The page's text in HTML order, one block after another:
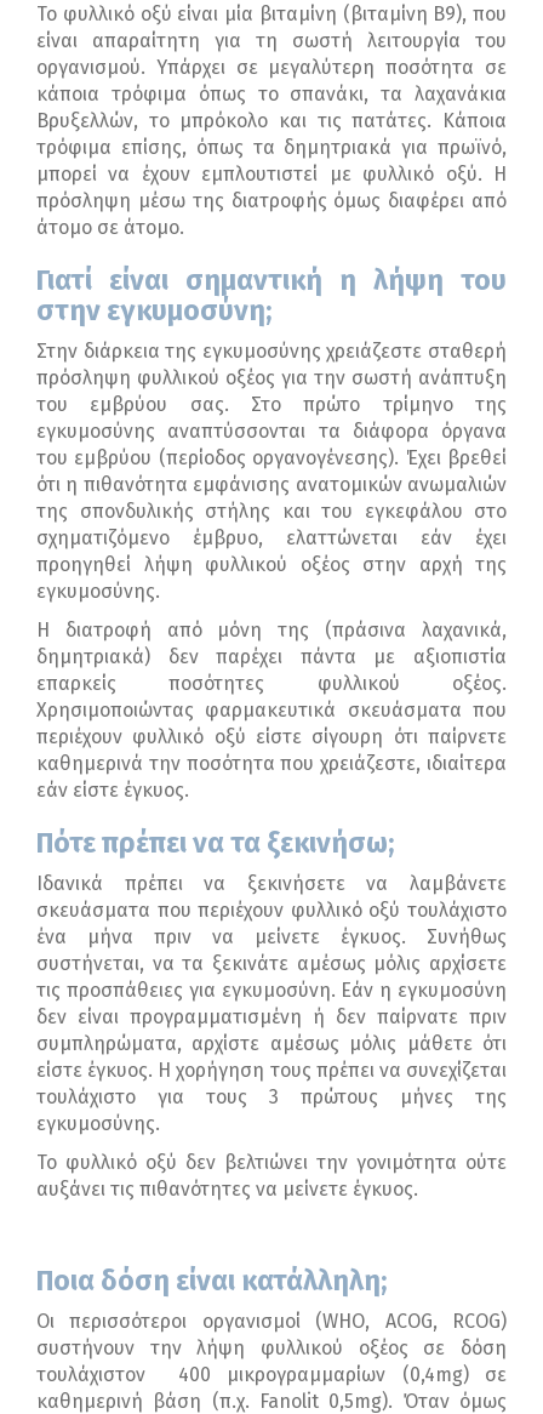
Το φυλλικό οξύ είναι μία βιταμίνη (βιταμίνη Β9), που
είναι απαραίτητη για τη σωστή λειτουργία του
οργανισμού. Υπάρχει σε μεγαλύτερη ποσότητα σε
κάποια τρόφιμα όπως το σπανάκι, τα λαχανάκια
Βρυξελλών, το μπρόκολο και τις πατάτες. Κάποια
τρόφιμα επίσης, όπως τα δημητριακά για πρωϊνό,
μπορεί να έχουν εμπλουτιστεί με φυλλικό οξύ. Η
πρόσληψη μέσω της διατροφής όμως διαφέρει από
άτομο σε άτομο.
Γιατί είναι σημαντική η λήψη του
στην εγκυμοσύνη;
Στην διάρκεια της εγκυμοσύνης χρειάζεστε σταθερή
πρόσληψη φυλλικού οξέος για την σωστή ανάπτυξη
του εμβρύου σας. Στο πρώτο τρίμηνο της
εγκυμοσύνης αναπτύσσονται τα διάφορα όργανα
του εμβρύου (περίοδος οργανογένεσης). Έχει βρεθεί
ότι η πιθανότητα εμφάνισης ανατομικών ανωμαλιών
της σπονδυλικής στήλης και του εγκεφάλου στο
σχηματιζόμενο έμβρυο, ελαττώνεται εάν έχει
προηγηθεί λήψη φυλλικού οξέος στην αρχή της
εγκυμοσύνης.
Η διατροφή από μόνη της (πράσινα λαχανικά,
δημητριακά) δεν παρέχει πάντα με αξιοπιστία
επαρκείς ποσότητες φυλλικού οξέος.
Χρησιμοποιώντας φαρμακευτικά σκευάσματα που
περιέχουν φυλλικό οξύ είστε σίγουρη ότι παίρνετε
καθημερινά την ποσότητα που χρειάζεστε, ιδιαίτερα
εάν είστε έγκυος.
Πότε πρέπει να τα ξεκινήσω;
Ιδανικά πρέπει να ξεκινήσετε να λαμβάνετε
σκευάσματα που περιέχουν φυλλικό οξύ τουλάχιστο
ένα μήνα πριν να μείνετε έγκυος. Συνήθως
συστήνεται, να τα ξεκινάτε αμέσως μόλις αρχίσετε
τις προσπάθειες για εγκυμοσύνη. Εάν η εγκυμοσύνη
δεν είναι προγραμματισμένη ή δεν παίρνατε πριν
συμπληρώματα, αρχίστε αμέσως μόλις μάθετε ότι
είστε έγκυος. Η χορήγηση τους πρέπει να συνεχίζεται
τουλάχιστο για τους 3 πρώτους μήνες της
εγκυμοσύνης.
Το φυλλικό οξύ δεν βελτιώνει την γονιμότητα ούτε
αυξάνει τις πιθανότητες να μείνετε έγκυος.
Ποια δόση είναι κατάλληλη;
Οι περισσότεροι οργανισμοί (WHO, ACOG, RCOG)
συστήνουν την λήψη φυλλικού οξέος σε δόση
τουλάχιστον 400 μικρογραμμαρίων (0,4mg) σε
καθημερινή βάση (π.χ. Fanolit 0,5mg). Όταν όμως